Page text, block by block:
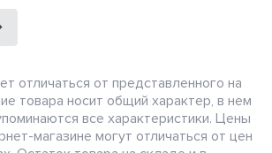
отличаться от представленного на
товара носит общий характер, в нем
все характеристики. Цены
магазине могут отличаться от цен